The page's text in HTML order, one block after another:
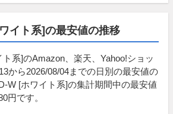
イト系]の最安値の推移
系]のAmazon、楽天、Yahoo!ショッ
から2026/08/04までの日別の最安値の
W [ホワイト系]の集計期間中の最安値
円です。